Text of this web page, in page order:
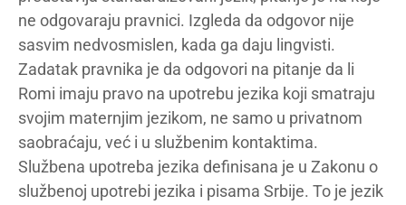
ne odgovaraju pravnici. Izgleda da odgovor nije
sasvim nedvosmislen, kada ga daju lingvisti.
Zadatak pravnika je da odgovori na pitanje da li
Romi imaju pravo na upotrebu jezika koji smatraju
svojim maternjim jezikom, ne samo u privatnom
saobraćaju, već i u službenim kontaktima.
Službena upotreba jezika definisana je u Zakonu o
službenoj upotrebi jezika i pisama Srbije. To je jezik